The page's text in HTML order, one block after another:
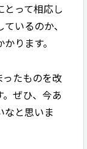
って相応し
いるのか、
ります。
たものを改
ぜひ、今あ
なと思いま